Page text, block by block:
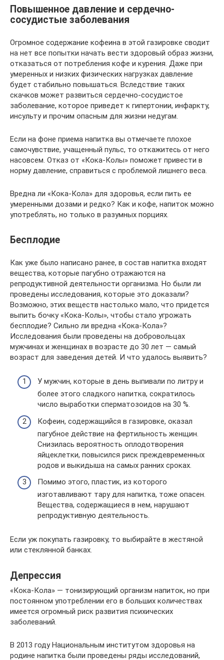
Повышенное давление и сердечно-
сосудистые заболевания
Огромное содержание кофеина в этой газировке сводит
на нет все попытки начать вести здоровый образ жизни,
отказаться от потребления кофе и курения. Даже при
умеренных и низких физических нагрузках давление
будет стабильно повышаться. Вследствие таких
скачков может развиться сердечно-сосудистое
заболевание, которое приведет к гипертонии, инфаркту,
инсульту и прочим опасным для жизни недугам.
Если на фоне приема напитка вы отмечаете плохое
самочувствие, учащенный пульс, то откажитесь от него
насовсем. Отказ от «Кока-Колы» поможет привести в
норму давление, справиться с проблемой лишнего веса.
Вредна ли «Кока-Кола» для здоровья, если пить ее
умеренными дозами и редко? Как и кофе, напиток можно
употреблять, но только в разумных порциях.
Бесплодие
Как уже было написано ранее, в состав напитка входят
вещества, которые пагубно отражаются на
репродуктивной деятельности организма. Но были ли
проведены исследования, которые это доказали?
Возможно, этих веществ настолько мало, что придется
выпить бочку «Кока-Колы», чтобы стало угрожать
бесплодие? Сильно ли вредна «Кока-Кола»?
Исследования были проведены на добровольцах
мужчинах и женщинах в возрасте до 30 лет — самый
возраст для заведения детей. И что удалось выявить?
У мужчин, которые в день выпивали по литру и
более этого сладкого напитка, сократилось
число выработки сперматозоидов на 30 %.
Кофеин, содержащийся в газировке, оказал
пагубное действие на фертильность женщин.
Снизилась вероятность оплодотворения
яйцеклетки, повысился риск преждевременных
родов и выкидыша на самых ранних сроках.
Помимо этого, пластик, из которого
изготавливают тару для напитка, тоже опасен.
Вещества, содержащиеся в нем, нарушают
репродуктивную деятельность.
Если уж покупать газировку, то выбирайте в жестяной
или стеклянной банках.
Депрессия
«Кока-Кола» — тонизирующий организм напиток, но при
постоянном употреблении его в больших количествах
имеется огромный риск развития психических
заболеваний.
В 2013 году Национальным институтом здоровья на
родине напитка были проведены ряды исследований,